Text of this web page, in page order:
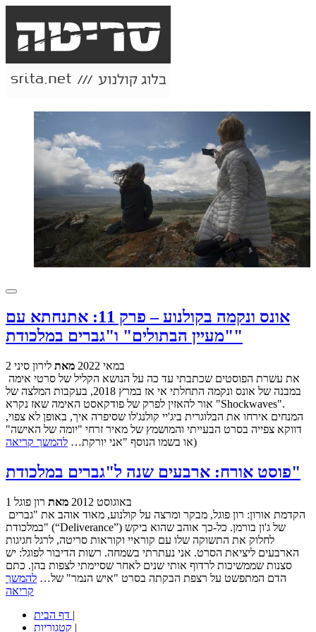
אונס ונקמה בקולנוע – פרק 11: אתנחתא עם
"מעיין הבתולים" ו"גברים במלכודת"
2 במאי 2022 מאת לירון סיני
במבנה של אונס ונקמה התחלתי אי אז במרץ 2018, בעקבות המלצה של
אור להאזין לפרק של פודקאסט האימה שאז נקרא "Shockwaves".
המנחים אירחו את הבלוגרית ביג'יי קולנג'לו שסיפרה איך, באופן לא צפוי,
דווקא צפייה בסרט הבעייתי והמושמץ של מאיר זרחי "יומה של האישה"
(או בשמו הנוסף "אני יורקת… להמשך קריאה
פוסט אורח: ארבעים שנה ל"גברים במלכודת"
1 באוגוסט 2012 מאת רון פוגל
במלכודת" (“Deliverance”) של ג'ון בורמן. כל-כך אוהב שהוא ביקש
לחלוק את התשוקה שלו עם קוראיי וקוראות סריטה, לרגל חגיגות
הארבעים ליציאת הסרט. אני נעתרתי בשמחה. רשות הדיבור לפוגל: יש
סצנות שממשיכות לרדוף אותי שנים לאחר שסיימתי לצפות בהן. כתם
הדם המתפשט על רצפת הבקתה בסרט "איש הנמר" של… להמשך
קריאה
|
|